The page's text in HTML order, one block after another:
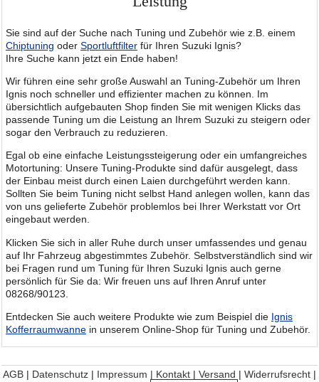
Sie sind auf der Suche nach Tuning und Zubehör wie z.B. einem
Chiptuning oder Sportluftfilter für Ihren Suzuki Ignis?
Ihre Suche kann jetzt ein Ende haben!
Wir führen eine sehr große Auswahl an Tuning-Zubehör um Ihren
Ignis noch schneller und effizienter machen zu können. Im
übersichtlich aufgebauten Shop finden Sie mit wenigen Klicks das
passende Tuning um die Leistung an Ihrem Suzuki zu steigern oder
sogar den Verbrauch zu reduzieren.
Egal ob eine einfache Leistungssteigerung oder ein umfangreiches
Motortuning: Unsere Tuning-Produkte sind dafür ausgelegt, dass
der Einbau meist durch einen Laien durchgeführt werden kann.
Sollten Sie beim Tuning nicht selbst Hand anlegen wollen, kann das
von uns gelieferte Zubehör problemlos bei Ihrer Werkstatt vor Ort
eingebaut werden.
Klicken Sie sich in aller Ruhe durch unser umfassendes und genau
auf Ihr Fahrzeug abgestimmtes Zubehör. Selbstverständlich sind wir
bei Fragen rund um Tuning für Ihren Suzuki Ignis auch gerne
persönlich für Sie da: Wir freuen uns auf Ihren Anruf unter
08268/90123.
Entdecken Sie auch weitere Produkte wie zum Beispiel die Ignis
Kofferraumwanne in unserem Online-Shop für Tuning und Zubehör.
AGB | Datenschutz | Impressum | Kontakt | Versand | Widerrufsrecht |